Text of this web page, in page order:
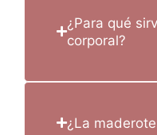
¿Para qué
corporal?
¿La